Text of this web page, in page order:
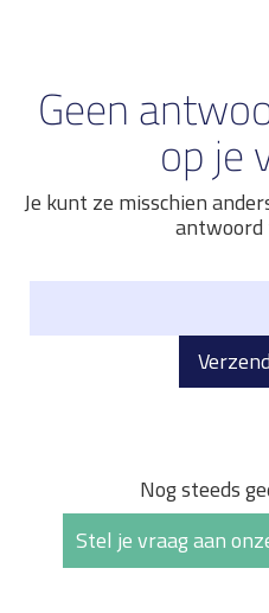
Geen
op je
Je kunt ze misschien
antwoord
Nog steeds
Stel je vraag aan